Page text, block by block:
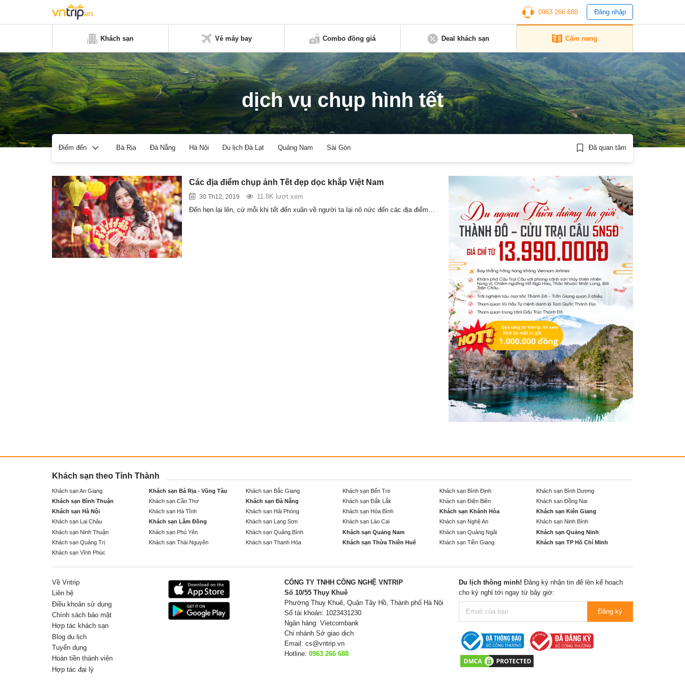
0963 266 688 Đăng nhập
Khách sạn Vé máy bay Combo đồng giá Deal khách sạn Cẩm nang
dịch vụ chụp hình tết
Điểm đến Bà Rịa Đà Nẵng Hà Nội Du lịch Đà Lạt Quảng Nam Sài Gòn Đã quan tâm
Các địa điểm chụp ảnh Tết đẹp dọc khắp Việt Nam
30 Th12, 2019
11.8K lượt xem
Đến hẹn lại lên, cứ mỗi khi tết đến xuân về người ta lại nô nức đến các địa điểm…
Khách sạn theo Tỉnh Thành
Khách sạn An Giang Khách sạn Bà Rịa - Vũng Tàu Khách sạn Bắc Giang Khách sạn Bến Tre Khách sạn Bình Định
Khách sạn Bình Dương
Khách sạn Bình Thuận
Khách sạn Cần Thơ Khách sạn Đà Nẵng Khách sạn Đắk Lắk Khách sạn Điện Biên
Khách sạn Đồng Nai
Khách sạn Hà Nội
Khách sạn Hà Tĩnh Khách sạn Hải Phòng Khách sạn Hòa Bình Khách sạn Khánh Hòa
Khách sạn Kiên Giang
Khách sạn Lai Châu
Khách sạn Lâm Đồng Khách sạn Lạng Sơn Khách sạn Lào Cai Khách sạn Nghệ An
Khách sạn Ninh Bình
Khách sạn Ninh Thuận
Khách sạn Phú Yên Khách sạn Quảng Bình Khách sạn Quảng Nam Khách sạn Quảng Ngãi
Khách sạn Quảng Ninh
Khách sạn Quảng Trị
Khách sạn Thái Nguyên Khách sạn Thanh Hóa Khách sạn Thừa Thiên Huế Khách sạn Tiền Giang
Khách sạn TP Hồ Chí Minh
Khách sạn Vĩnh Phúc
Về Vntrip
Liên hệ
Điều khoản sử dụng
Chính sách bảo mật
Hợp tác khách sạn
Blog du lịch
Tuyển dụng
Hoàn tiền thành viên
Hợp tác đại lý
CÔNG TY TNHH CÔNG NGHỆ VNTRIP
Số 10/55 Thụy Khuê
Phường Thuỵ Khuê, Quận Tây Hồ, Thành phố Hà Nội
Số tài khoản: 1023431230
Ngân hàng: Vietcombank
Chi nhánh Sở giao dịch
Email: cs@vntrip.vn
Hotline: 0963 266 688
Du lịch thông minh! Đăng ký nhận tin để lên kế hoạch
cho kỳ nghỉ tới ngay từ bây giờ:
Đăng ký